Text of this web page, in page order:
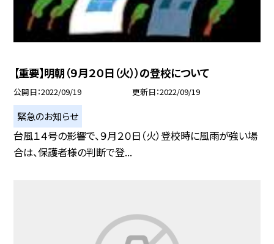
【重要】明朝（９月２０日（火））の登校について
公開日 2022/09/19 更新日 2022/09/19
緊急のお知らせ
台風１４号の影響で、９月２０日（火）登校時に風雨が強い場
合は、保護者様の判断で登...